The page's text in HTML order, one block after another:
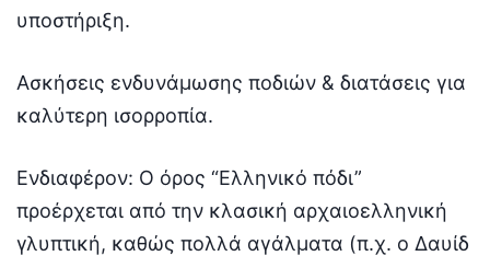
υποστήριξη.
Ασκήσεις ενδυνάμωσης ποδιών & διατάσεις για
καλύτερη ισορροπία.
Ενδιαφέρον: Ο όρος “Ελληνικό πόδι”
προέρχεται από την κλασική αρχαιοελληνική
γλυπτική, καθώς πολλά αγάλματα (π.χ. ο Δαυίδ